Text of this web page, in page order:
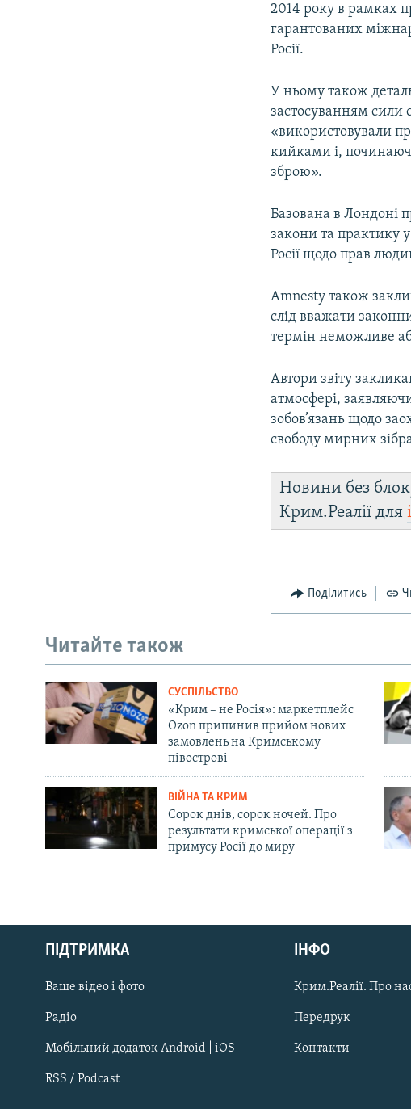
Русский
Qırımtatar
ДОЛУЧАЙСЯ!
2014 року в рамках
гарантованих
Росії.
У ньому також
застосуванням сили
«використовували
кийками і,
зброю».
Базована в Лондоні
закони та практику у
Росії щодо прав
Amnesty також
слід вважати
термін неможливе
Автори звіту
атмосфері,
зобов’язань щодо
свободу мирних
Новини без
Крим.Реалії для
Поділитись
Читайте також
СУСПІЛЬСТВО
«Крим – не Росія»: маркетплейс
Ozon припинив прийом нових
замовлень на Кримському
півострові
ВІЙНА ТА КРИМ
Сорок днів, сорок ночей. Про
результати кримської операції з
примусу Росії до миру
ПІДТРИМКА
Ваше відео і фото
Радіо
Мобільний додаток Android | iOS
RSS / Podcast
ІНФО
Крим.Реалії. Про
Передрук
Контакти